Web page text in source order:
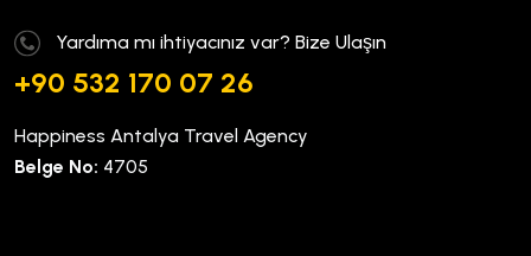
Yardıma mı ihtiyacınız var? Bize Ulaşın
+90 532 170 07 26
Happiness Antalya Travel Agency
Belge No: 4705